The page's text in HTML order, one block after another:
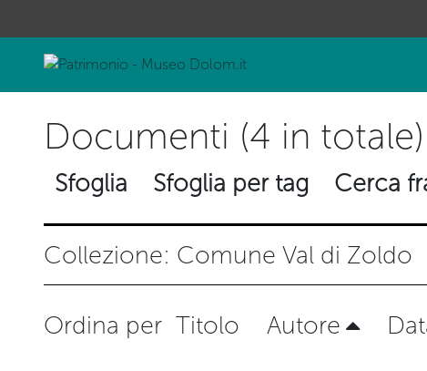
Documenti (4 in totale)
Sfoglia Sfoglia per tag Cerca
Collezione: Comune Val di Zoldo
Ordina per Titolo Autore